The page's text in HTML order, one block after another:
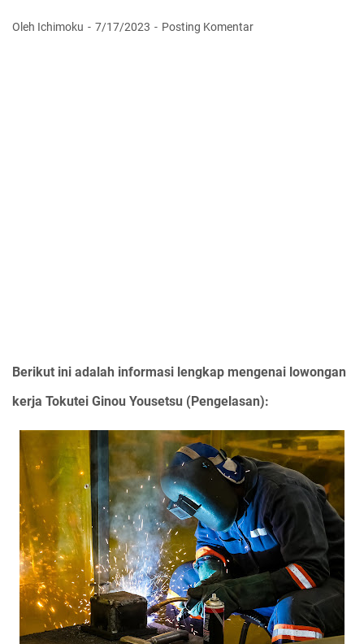
Oleh Ichimoku 7/17/2023 Posting Komentar
Berikut ini adalah informasi lengkap mengenai lowongan
kerja Tokutei Ginou Yousetsu (Pengelasan):